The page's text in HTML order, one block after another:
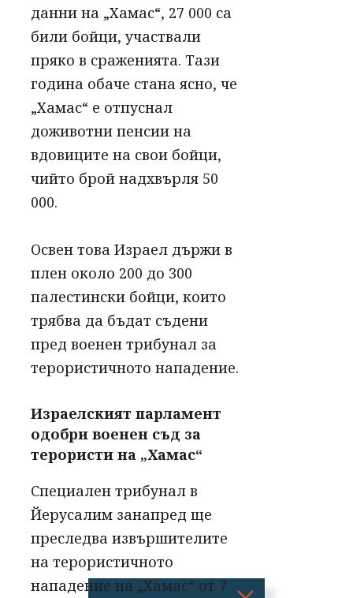
данни на „Хамас“, 27 000 са
били бойци, участвали
пряко в сраженията. Тази
година обаче стана ясно, че
„Хамас“ е отпуснал
доживотни пенсии на
вдовиците на свои бойци,
чийто брой надхвърля 50
000.
Освен това Израел държи в
плен около 200 до 300
палестински бойци, които
трябва да бъдат съдени
пред военен трибунал за
терористичното нападение.
Израелският парламент
одобри военен съд за
терористи на „Хамас“
Специален трибунал в
Йерусалим занапред ще
преследва извършителите
на терористичното
нападение на „Хамас“ от 7